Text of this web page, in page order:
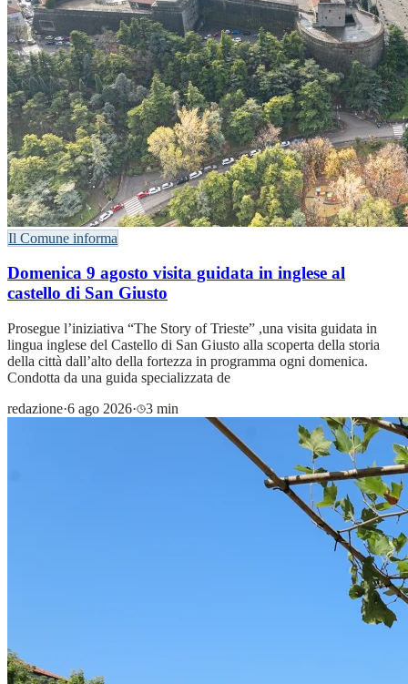
Il Comune informa
Domenica 9 agosto visita guidata in inglese al
castello di San Giusto
Prosegue l’iniziativa “The Story of Trieste” ,una visita guidata in
lingua inglese del Castello di San Giusto alla scoperta della storia
della città dall’alto della fortezza in programma ogni domenica.
Condotta da una guida specializzata de
redazione·6 ago 2026· 3 min